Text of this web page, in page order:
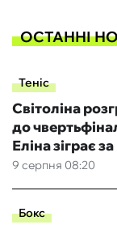
ОСТАННІ
Теніс
9 серпня 08:20
Світоліна
до
Еліна зіграє
Бокс